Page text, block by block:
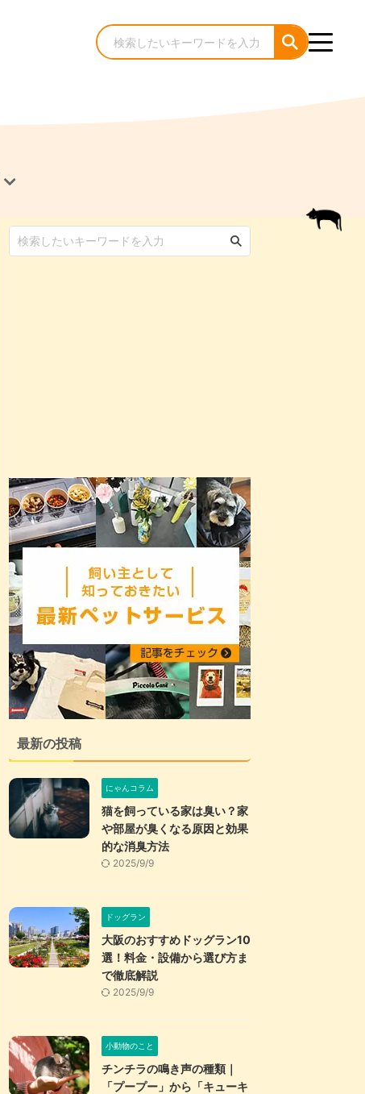
犬のケア・お手入れ
猫のケア・お手入れ
最新の投稿
にゃんコラム
猫を飼っている家は臭い？家
や部屋が臭くなる原因と効果
的な消臭方法
2025/9/9
ドッグラン
大阪のおすすめドッグラン10
選！料金・設備から選び方ま
で徹底解説
2025/9/9
小動物のこと
チンチラの鳴き声の種類｜
「プープー」から「キューキ